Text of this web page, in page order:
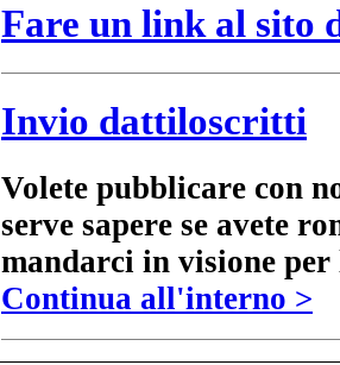
Fare un link al sito
Invio dattiloscritti
Volete pubblicare con
serve sapere se avete
mandarci in visione
Continua all'interno >